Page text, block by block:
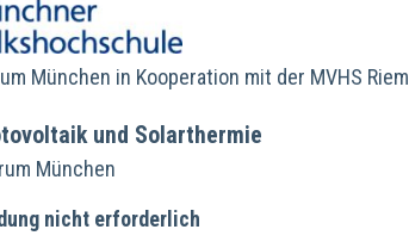
München in Kooperation mit der MVHS Riem
und Solarthermie
München
nicht erforderlich